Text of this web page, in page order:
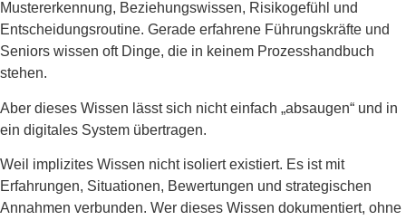
Mustererkennung, Beziehungswissen, Risikogefühl und
Entscheidungsroutine. Gerade erfahrene Führungskräfte und
Seniors wissen oft Dinge, die in keinem Prozesshandbuch
stehen.
Aber dieses Wissen lässt sich nicht einfach „absaugen“ und in
ein digitales System übertragen.
Weil implizites Wissen nicht isoliert existiert. Es ist mit
Erfahrungen, Situationen, Bewertungen und strategischen
Annahmen verbunden. Wer dieses Wissen dokumentiert, ohne